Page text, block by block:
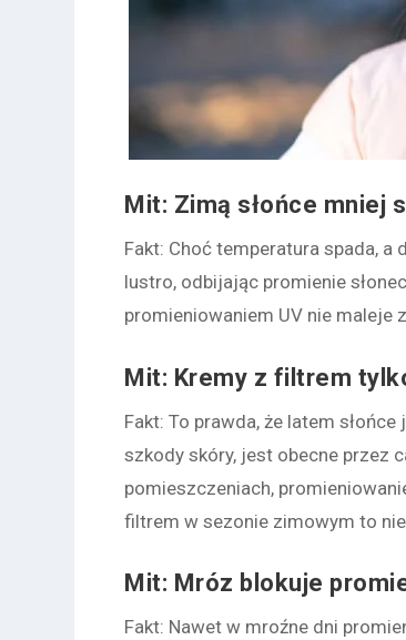
Mit: Zimą słońce mniej
Fakt: Choć temperatura spada, a
lustro, odbijając promienie
promieniowaniem UV nie maleje
Mit: Kremy z filtrem
Fakt: To prawda, że latem
szkody skóry, jest obecne przez
pomieszczeniach,
filtrem w sezonie zimowym to
Mit: Mróz blokuje
Fakt: Nawet w mroźne dni